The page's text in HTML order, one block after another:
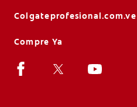
Colgateprofesional.com.ve
Compre Ya